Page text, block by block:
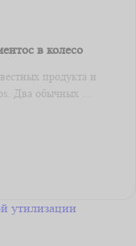
в колесо
продукта и
Два обычных ...